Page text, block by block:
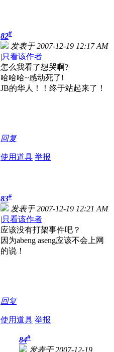
82#
发表于 2007-12-19 12:17 AM
|只看该作者
怎么我看了想哭啊?
哈哈哈~感动死了!
JB的华人！！终于站起来了！
回复
使用道具 举报
83#
发表于 2007-12-19 12:21 AM
|只看该作者
应该没有打架事件吧？
因为abeng aseng应该不会上网
的说！
回复
使用道具 举报
84#
发表于 2007-12-19